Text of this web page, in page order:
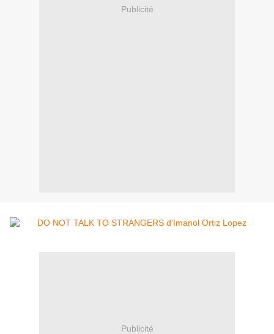
Publicité
Publicité